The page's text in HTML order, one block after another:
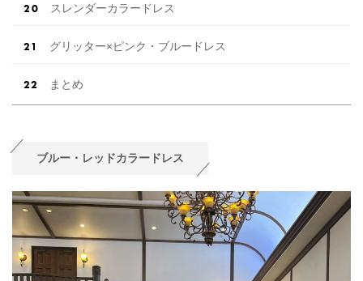
スレンダーカラードレス
グリッター×ピンク・ブルードレス
まとめ
ブルー・レッドカラードレス